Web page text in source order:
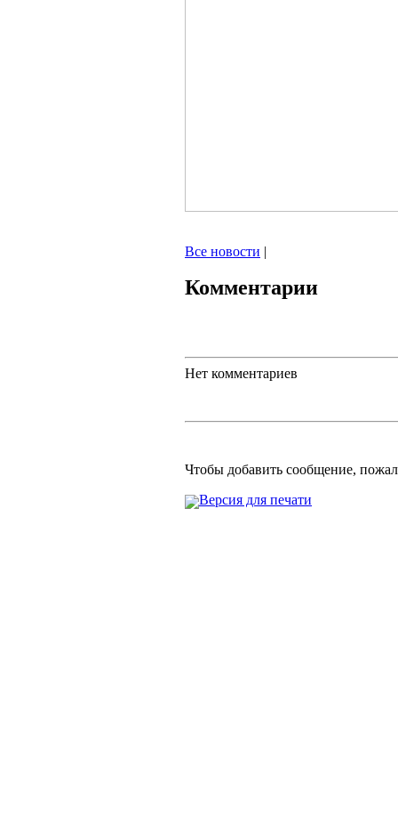
Все новости |
Комментарии
Нет комментариев
Чтобы добавить сообщение,
Версия для печати